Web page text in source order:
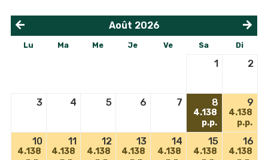
< >
Août 2026
Lu Ma Me Je Ve Sa Di
1 2
3 4 5 6 7 8
4.138
p.p.
9
4.138
p.p.
10
4.138
11
4.138
12
4.138
13
4.138
14
4.138
15
4.138
16
4.138